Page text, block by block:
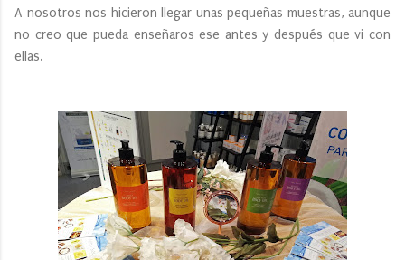
A nosotros nos hicieron llegar unas pequeñas muestras, aunque
no creo que pueda enseñaros ese antes y después que vi con
ellas.